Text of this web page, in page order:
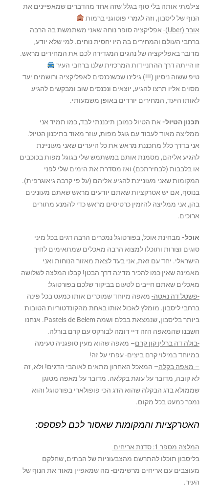
צילמתי אותה בלי סוף בגלל שזה אחד מהדברים שמאפיינים את
הנוף של ליסבון, וזה לגמרי פוטוגני ברמות
אובר (Uber)-
אפליקציה סופר נוחה שאני משתמשת בה הרבה
ברחבי העולם והמחירים בה היו יחסית נוחים. למי שלא יודע,
מדובר באפליקציה של נהגים המגדירה לכם את המחירים מראש.
זו הייתה דרך ההתניידות המרכזית שלנו ברחבי העיר
טיפ ששוה ניסיון (!!!) גילינו שכשנכנסים לאפליקציה ורושמים יעד
מסוים אליו תרצו להגיע, יוצאים ונכנסים שוב ומבקשים להגיע
לאותו היעד, המחירים יורדים באופן משמעותי.
תכנון הטיול- את הטיול כמובן תיכננתי לבד, כמו תמיד אני
ממליצה מאוד לעבוד עם גוגל מפות, עוזר מאוד בתיכנון הטיול.
אני בדרך כלל מתכננת מראש את כל היעדים שאני מעוניינת
להגיע אליהם, מסמנת אותם במשתמש שלי בגוגל מפות בכוכבים
או בלבבות (לבחירתכם) ואז מסדרת את הימים שלי לפני
המקומות שאני מעוניינת להגיע אליהם (על פי קרבה גיאוגרפית).
בנוסף, אם יש אטרקציות שאתם יודעים מראש שאתם מעונינים
בהן, אני ממליצה להזמין כרטיסים מראש כדי להמנע מתורים
ארוכים.
אוכל- מבחינת אוכל, בפורטוגל נמכרים הרבה דגים בכל מיני
סוגים וצורות ותוכלו למצוא הרבה מאכלים שמתאימים לחיך
הישראלי. יחד עם זאת, אני בעד לצאת מאזור הנוחות ואני
מאמינה שאין כמו להכיר מדינה דרך הבטן! קבלו המלצה לשלושה
מאכלים שאתם חייבים לטעום בביקור שלכם בפורטוגל:
-פשטל דה נאטה- מאפה מיוחד שמוכרים אותו כמעט בכל פינה
ברחבי ליסבון. מומלץ לאכול אותו באחת מהקונדטוריות הטובות
ביותר בליסבון, שנמצאת בבלם ושמה Pasteis de Belem. אנחנו
חשבנו שהמאפה הזה דיי דומה לבורקס עם קרם בורלה.
-בולה דה ברלין קון קרם– מאפה שהוא מעין סופגניה טעימה
במיוחד במילוי קרם ביצים- עפתי על זה!
– מאפה בקלה– המאכל האחרון מתאים לאוהבי הדגים! ולא, זה
לא קובה, מדובר על עוגת בקלאה. מדובר על מאפה מטוגן
שממולא בדג הבקלה שהוא הדג הכי פופולארי בפורטוגל והוא
נמכר כמעט בכל מקום.
האטרקציות והמקומות שאסור לכם לפספס:
המלצה מספר 1: סדנת אריחים
בליסבון תוכלו להתרשם מהצבעוניות של הבתים, שחלקם
מעוצבים עם אריחים מרשימים- מה שמאפיין מאוד את הנוף של
העיר.